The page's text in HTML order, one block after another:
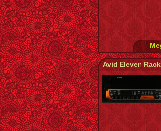
Avid Eleven Rack